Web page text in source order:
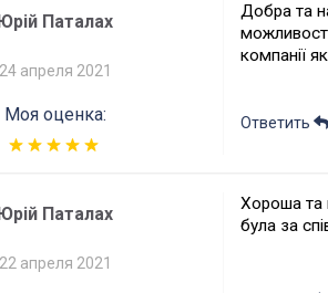
Паталах
24 апреля 2021
Моя оценка:
Добра та
компанії
Ответить
Паталах
22 апреля 2021
Хороша та
була за